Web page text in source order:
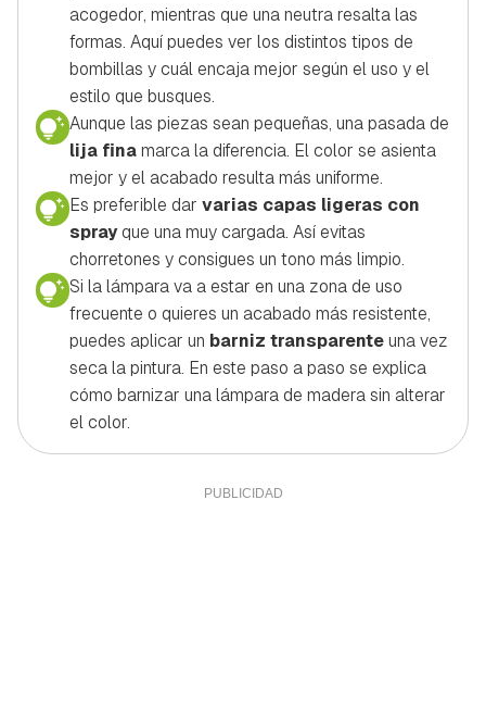
acogedor, mientras que una neutra resalta las
formas. Aquí puedes ver los distintos tipos de
bombillas y cuál encaja mejor según el uso y el
estilo que busques.
Aunque las piezas sean pequeñas, una pasada de
lija finamarca la diferencia. El color se asienta
mejor y el acabado resulta más uniforme.
Es preferible dar varias capas ligeras con
sprayque una muy cargada. Así evitas
chorretones y consigues un tono más limpio.
Si la lámpara va a estar en una zona de uso
frecuente o quieres un acabado más resistente,
puedes aplicar un barniz transparenteuna vez
seca la pintura. En este paso a paso se explica
cómo barnizar una lámpara de madera sin alterar
el color.